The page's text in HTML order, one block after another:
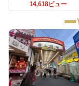
14,618ビュー